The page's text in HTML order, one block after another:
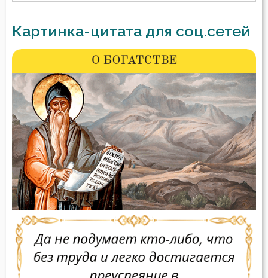
Картинка-цитата для соц.сетей